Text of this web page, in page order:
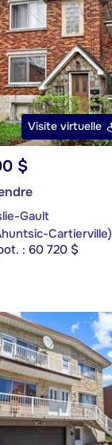
Visite virtuelle
$
Gault
Cartierville)
: 60 720 $